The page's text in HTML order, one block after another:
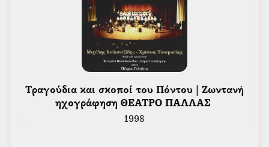
ηχογράφηση ΘΕΑΤΡΟ ΠΑΛΛΑΣ
1998